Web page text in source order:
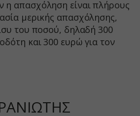
απασχόληση είναι πλήρους
μερικής απασχόλησης,
του ποσού, δηλαδή 300
και 300 ευρώ για τον